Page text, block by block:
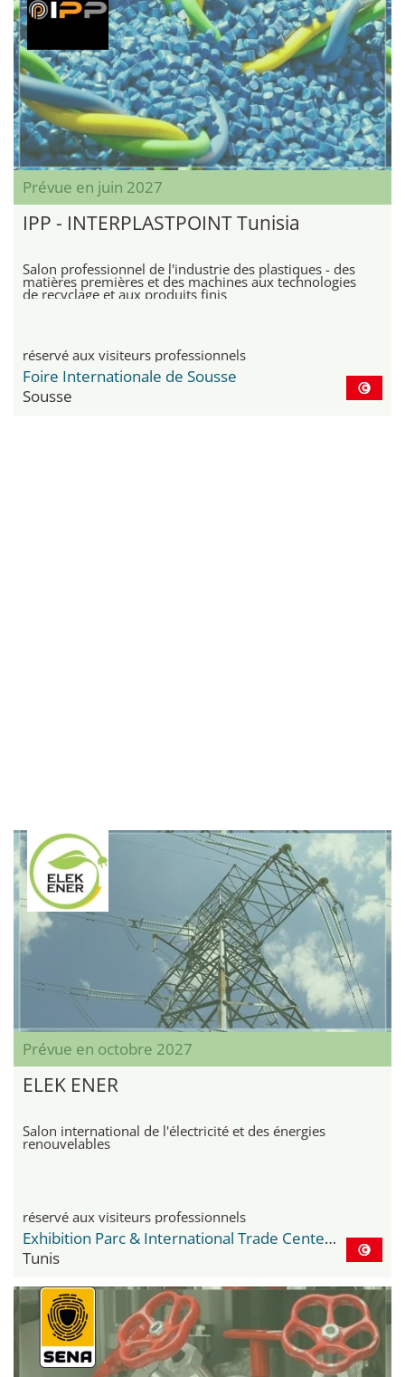
Prévue en juin 2027
IPP - INTERPLASTPOINT Tunisia
Salon professionnel de l'industrie des plastiques - des
matières premières et des machines aux technologies
de recyclage et aux produits finis
réservé aux visiteurs professionnels
Foire Internationale de Sousse
Sousse
Prévue en octobre 2027
ELEK ENER
Salon international de l'électricité et des énergies
renouvelables
réservé aux visiteurs professionnels
Exhibition Parc & International Trade Center Le Kram
Tunis